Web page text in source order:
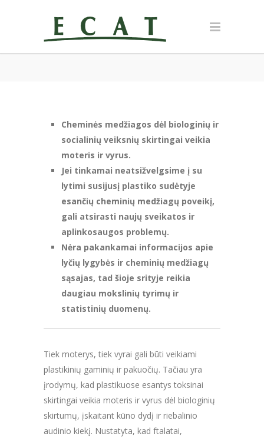
Cheminės medžiagos dėl biologinių ir
socialinių veiksnių skirtingai veikia
moteris ir vyrus.
Jei tinkamai neatsižvelgsime į su
lytimi susijusį plastiko sudėtyje
esančių cheminių medžiagų poveikį,
gali atsirasti naujų sveikatos ir
aplinkosaugos problemų.
Nėra pakankamai informacijos apie
lyčių lygybės ir cheminių medžiagų
sąsajas, tad šioje srityje reikia
daugiau mokslinių tyrimų ir
statistinių duomenų.
Tiek moterys, tiek vyrai gali būti veikiami
plastikinių gaminių ir pakuočių. Tačiau yra
įrodymų, kad plastikuose esantys toksinai
skirtingai veikia moteris ir vyrus dėl biologinių
skirtumų, įskaitant kūno dydį ir riebalinio
audinio kiekį. Nustatyta, kad ftalatai,